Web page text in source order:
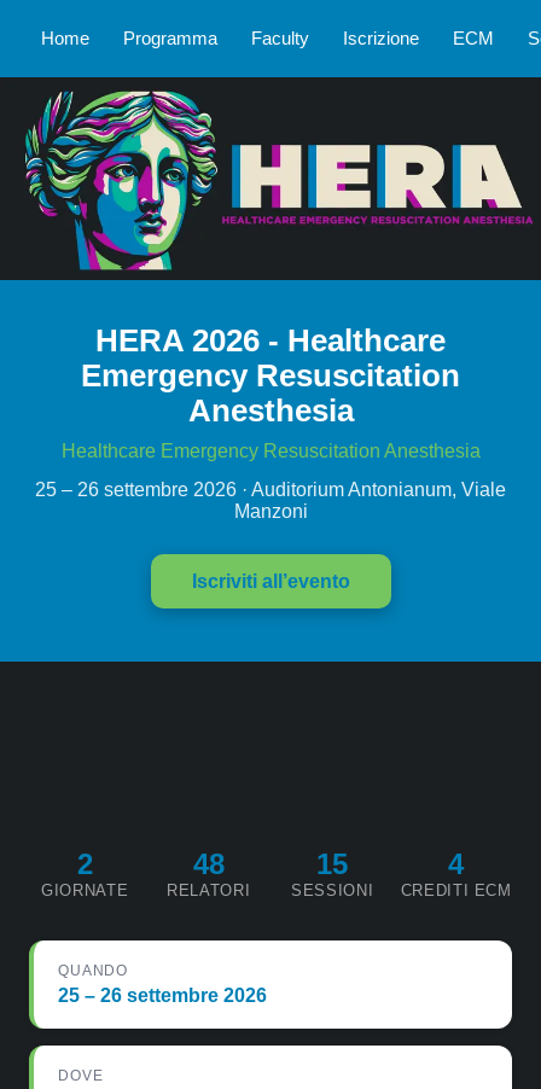
HERA 2026 - Healthcare Emergency Resuscitation
Home Programma Faculty Iscrizione ECM
HERA 2026 - Healthcare
Emergency Resuscitation
Anesthesia
Healthcare Emergency Resuscitation Anesthesia
25 – 26 settembre 2026 · Auditorium Antonianum, Viale
Manzoni
Iscriviti all’evento
2
GIORNATE
48
RELATORI
15
SESSIONI
4
CREDITI ECM
QUANDO
25 – 26 settembre 2026
DOVE